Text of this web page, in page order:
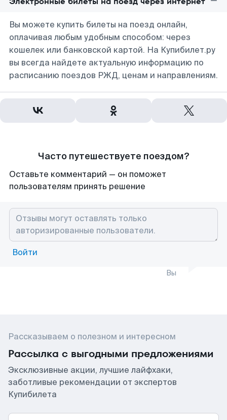
Вы можете купить билеты на поезд онлайн,
оплачивая любым удобным способом: через
кошелек или банковской картой. На Купибилет.ру
вы всегда найдете актуальную информацию по
расписанию поездов РЖД, ценам и направлениям.
Часто путешествуете поездом?
Оставьте комментарий — он поможет
пользователям принять решение
Войти
Вы
Рассказываем о полезном и интересном
Рассылка с выгодными предложениями
Эксклюзивные акции, лучшие лайфхаки,
заботливые рекомендации от экспертов
Купибилета